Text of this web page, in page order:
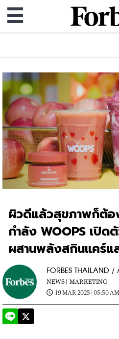
ผิวดีแล้วสุขภาพก็ต้
กำลัง WOOPS เปิด
ผสานพลังสกินแคร์แ
FORBES THAILAND /
NEWS | MARKETING
19 MAR 2025 | 05:50 AM